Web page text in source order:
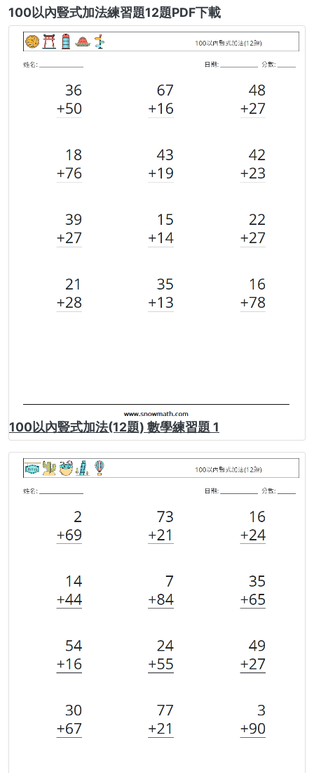
100以內豎式加法練習題12題PDF下載
100以內豎式加法(12題) 數學練習題 1